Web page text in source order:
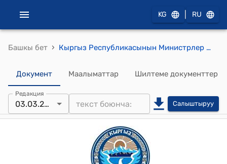
KG RU
Башкы бет › Кыргыз Республикасынын Министрлер Кабинетинин 2023-жылдын 3-мартындагы № 118 "Евразия экономикалык бирлигинин техникалык регламентинин долбоорун/Бажы бирлигинин/Евразия экономикалык бирлигинин техникалык регламентине өзгөртүүлөрдүн долбоорун мамлекеттик ички макулдашуунун тартиби жөнүндө жобону бекитүү тууралуу" токтому
Документ Маалыматтар Шилтеме документтер
Редакция
03.03.2023 Салыштыруу